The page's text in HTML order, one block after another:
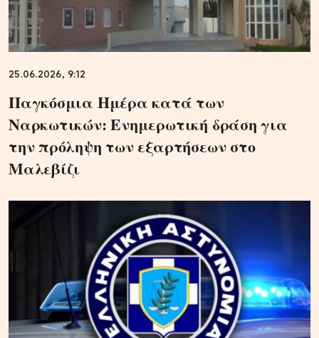
25.06.2026, 9:12
Παγκόσμια Ημέρα κατά των
Ναρκωτικών: Ενημερωτική δράση για
την πρόληψη των εξαρτήσεων στο
Μαλεβίζι